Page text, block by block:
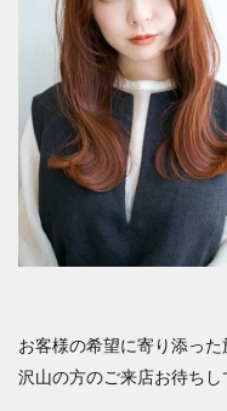
お客様の希望に寄り添った
沢山の方のご来店お待ちし